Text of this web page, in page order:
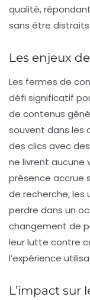
qualité,
sans être
Les enjeux
Les fermes de
défi significatif
de contenus
souvent dans les
des clics avec
ne livrent aucune
présence accrue
de recherche,
perdre dans un
changement de
leur lutte contre
l’expérience
L’impact sur